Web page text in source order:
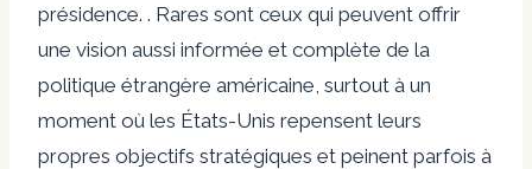
présidence. . Rares sont ceux qui peuvent offrir
une vision aussi informée et complète de la
politique étrangère américaine, surtout à un
moment où les États-Unis repensent leurs
propres objectifs stratégiques et peinent parfois à